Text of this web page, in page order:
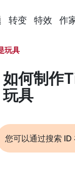
转变 特效 作
玩具
如何制作
玩具
您可以通过搜索 ID